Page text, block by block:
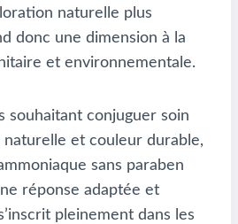
naturelle plus
donc une dimension à la
et environnementale.
souhaitant conjuguer soin
et couleur durable,
sans paraben
réponse adaptée et
pleinement dans les